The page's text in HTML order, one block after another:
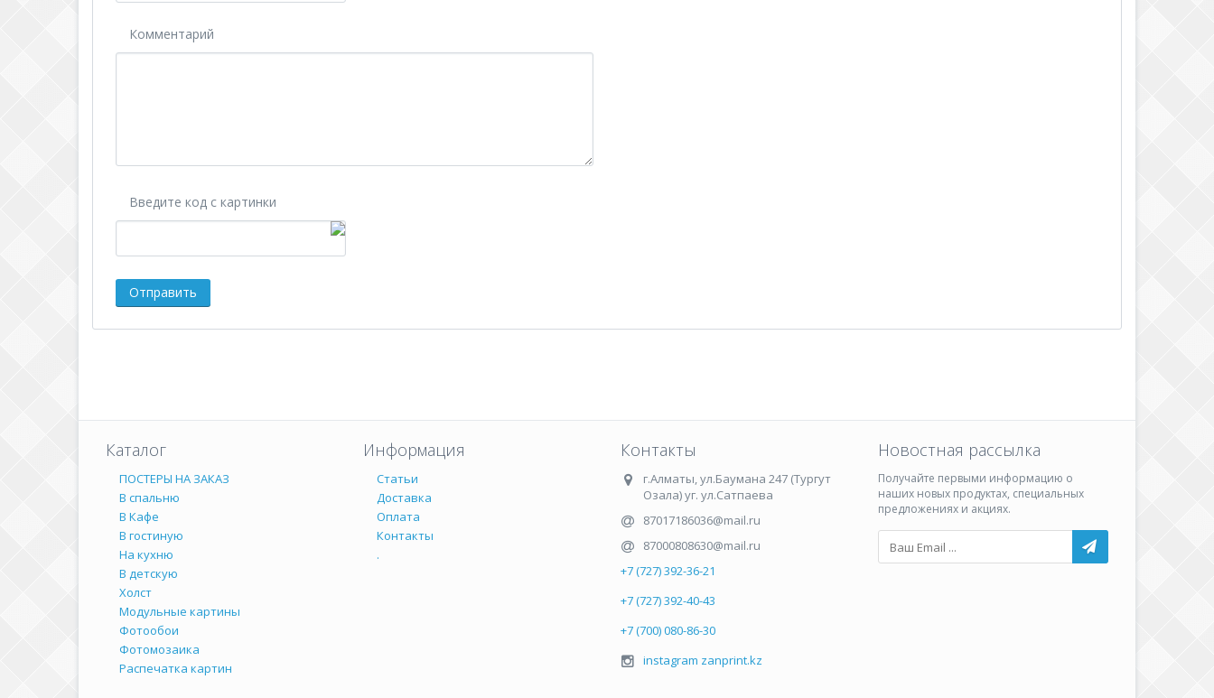
Комментарий
Введите код с картинки
Каталог
ПОСТЕРЫ НА ЗАКАЗ
В спальню
В Кафе
В гостиную
На кухню
В детскую
Холст
Модульные картины
Фотообои
Фотомозаика
Распечатка картин
Информация
Статьи
Доставка
Оплата
Контакты
.
Контакты
г.Алматы,ул.Баумана 247 (Тургут
Озала) уг. ул.Сатпаева
87017186036@mail.ru
87000808630@mail.ru
+7 (727) 392-36-21
+7 (727) 392-40-43
+7 (700) 080-86-30
instagram zanprint.kz
Новостная рассылка
Получайте первыми информацию о
наших новых продуктах, специальных
предложениях и акциях.